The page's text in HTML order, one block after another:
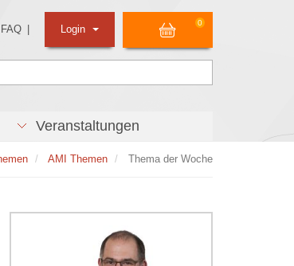
FAQ
0
Login
Veranstaltungen
AMI Themen Thema der Woche